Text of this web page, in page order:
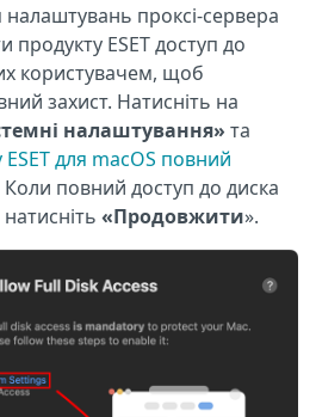
налаштувань проксі-сервера
продукту ESET доступ до
користувачем, щоб
захист. Натисніть на
налаштування» та
для macOS повний
Коли повний доступ до диска
«Продовжити».